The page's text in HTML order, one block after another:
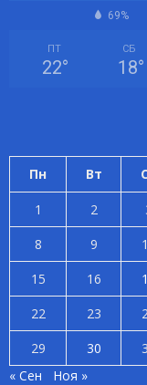
69%
ПТ
22°
СБ
18°
Пн Вт
1 2
8
9
15
16
22
23
29
30
« Сен
Ноя »